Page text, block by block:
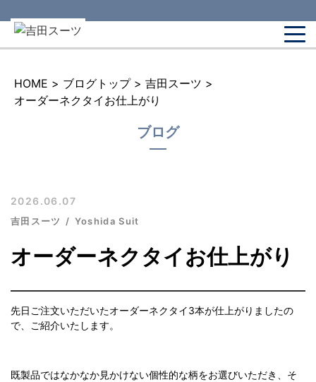
HOME > ブログトップ > 吉田スーツ >
オーダーネクタイお仕上がり
ブログ
2026.06.07
吉田スーツ Yoshida Suit
オーダーネクタイお仕上がり
先日ご注文いただいたオーダーネクタイ3本が仕上がりましたの
で、ご紹介いたします。
既製品ではなかなか見かけない個性的な柄をお選びいただき、そ